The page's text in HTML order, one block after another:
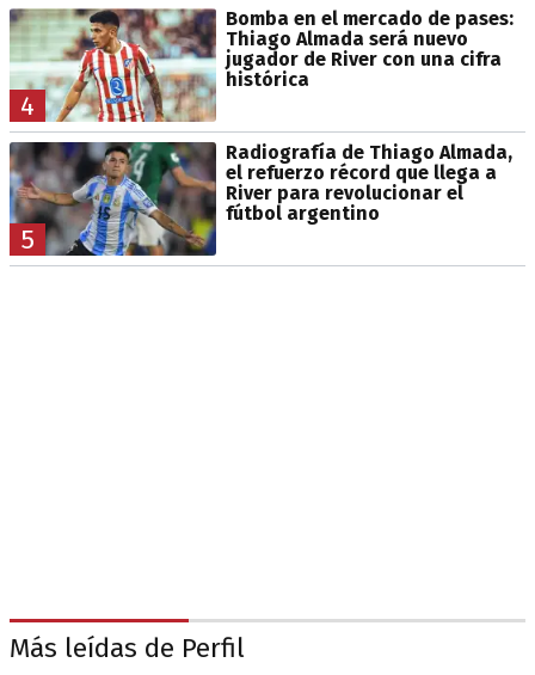
4
Bomba en el mercado de pases:
Thiago Almada será nuevo
jugador de River con una cifra
histórica
5
Radiografía de Thiago Almada,
el refuerzo récord que llega a
River para revolucionar el
fútbol argentino
Más leídas de Perfil